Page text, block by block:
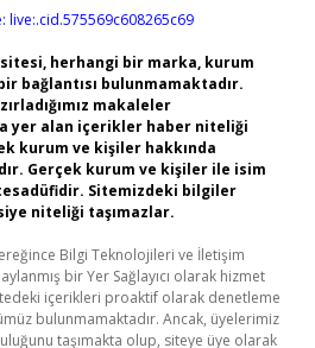
live:.cid.575569c608265c69
herhangi bir marka, kurum
bağlantısı bulunmamaktadır.
makaleler
yer alan içerikler haber niteliği
kurum ve kişiler hakkında
Gerçek kurum ve kişiler ile isim
Sitemizdeki bilgiler
niteliği taşımazlar.
Bilgi Teknolojileri ve İletişim
bir Yer Sağlayıcı olarak hizmet
içerikleri proaktif olarak denetleme
bulunmamaktadır. Ancak, üyelerimiz
taşımakta olup, siteye üye olarak